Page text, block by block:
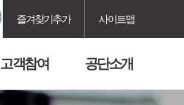
즐겨찾기추가 사이트맵
고객참여 공단소개